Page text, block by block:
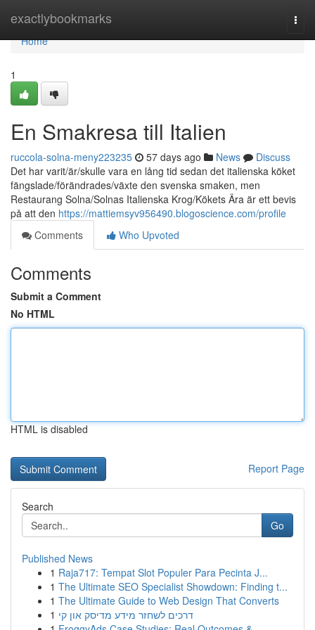
exactlybookmarks
Home
Home
1
En Smakresa till Italien
ruccola-solna-meny223235 57 days ago News
Discuss
Det har varit/är/skulle vara en lång tid sedan det italienska köket
fängslade/förändrades/växte den svenska smaken, men
Restaurang Solna/Solnas Italienska Krog/Kökets Ära är ett bevis
på att den https://mattiemsyv956490.blogoscience.com/profile
Comments
Who Upvoted
Comments
Submit a Comment
No HTML
HTML is disabled
Report Page
Search
Go
Published News
1 Raja717: Tempat Slot Populer Para Pecinta J...
1 The Ultimate SEO Specialist Showdown: Finding t...
1 The Ultimate Guide to Web Design That Converts
1 דרכים לשחזר מידע מדיסק און קי